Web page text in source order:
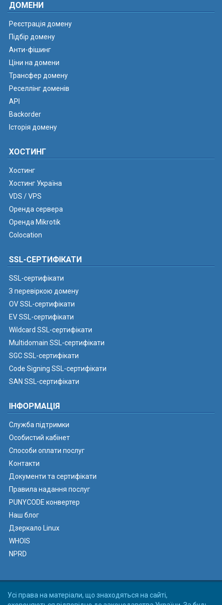
ДОМЕНИ
Реєстрація домену
Підбір домену
Анти-фішинг
Ціни на домени
Трансфер домену
Реселлінг доменів
API
Backorder
Історія домену
ХОСТИНГ
Хостинг
Хостинг Україна
VDS / VPS
Оренда сервера
Оренда Mikrotik
Colocation
SSL-СЕРТИФІКАТИ
SSL-сертифікати
З перевіркою домену
OV SSL-сертифікати
EV SSL-сертифікати
Wildcard SSL-сертифікати
Multidomain SSL-сертифікати
SGC SSL-сертифікати
Code Signing SSL-сертифікати
SAN SSL-сертифікати
ІНФОРМАЦІЯ
Служба підтримки
Особистий кабінет
Способи оплати послуг
Контакти
Документи та сертифікати
Правила надання послуг
PUNYCODE конвертер
Наш блог
Дзеркало Linux
WHOIS
NPRD
Усі права на матеріали, що знаходяться на сайті,